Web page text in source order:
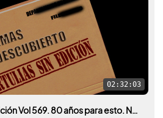
02:32:03
Tertulias sin edición Vol 569. 80 años para esto. Nueva desclasificación OVNI por parte de U.S.A.